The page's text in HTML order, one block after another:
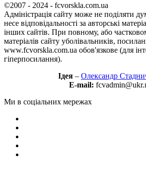
©2007 - 2024 - fcvorskla.com.ua
Адміністрація сайту може не поділяти
несе відповідальності за авторські
інших сайтів. При повному, або
матеріалів сайту уболівальників,
www.fcvorskla.com.ua обов'язкове (для
гіперпосилання).
Ідея – Олександр
E-mail:
Ми в соціальних мережах